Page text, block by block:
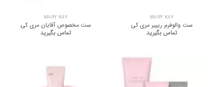
MARY KAY
ست والوفرم ریپیر مری کی
تماس بگیرید
MARY KAY
ست مخصوص آقایان مری کی
تماس بگیرید